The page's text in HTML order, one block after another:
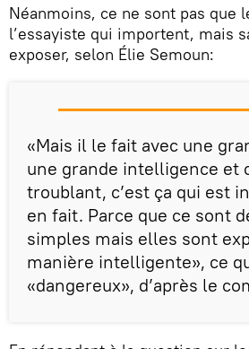
Néanmoins, ce ne sont pas que
l’essayiste qui importent, mais
exposer, selon Élie Semoun:
«Mais il le fait avec une
une grande intelligence et
troublant, c’est ça qui est
en fait. Parce que ce sont
simples mais elles sont
manière intelligente», ce
«dangereux», d’après le